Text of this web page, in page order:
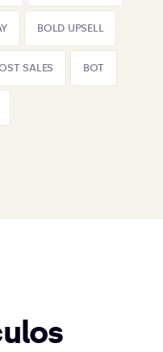
BOLD UPSELL
SALES BOT